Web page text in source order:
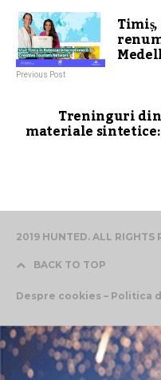
Previous Post
Treninguri
materiale sintetice:
2019 HUNTED. ALL RIGHTS
BACK TO TOP
Despre cookies – Politica